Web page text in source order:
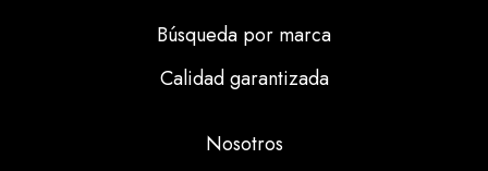
Búsqueda por marca
Calidad garantizada
Nosotros